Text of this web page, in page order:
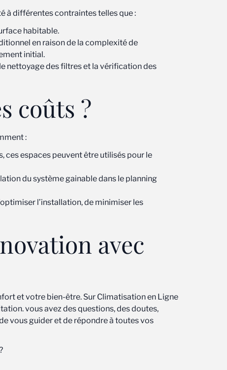
à différentes contraintes telles que :
habitable.
en raison de la complexité de
initial.
nettoyage des filtres et la vérification des
coûts ?
:
ces espaces peuvent être utilisés pour le
du système gainable dans le planning
l’installation, de minimiser les
avec
et votre bien-être. Sur Climatisation en Ligne
vous avez des questions, des doutes,
vous guider et de répondre à toutes vos